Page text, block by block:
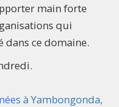
main forte
qui
dans ce domaine.
à Yambongonda,